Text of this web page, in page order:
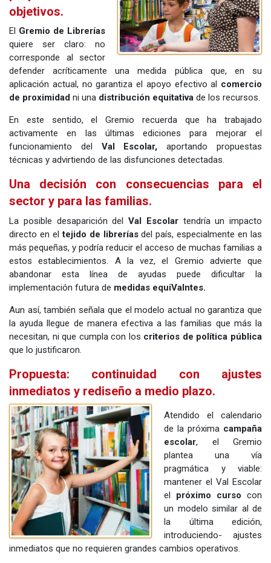
objetivos.
El Gremio de Librerías
quiere ser claro: no
corresponde al sector
defender acríticamente una medida pública que, en su
aplicación actual, no garantiza el apoyo efectivo al comercio
de proximidad ni una distribución equitativa de los recursos.
En este sentido, el Gremio recuerda que ha trabajado
activamente en las últimas ediciones para mejorar el
funcionamiento del Val Escolar, aportando propuestas
técnicas y advirtiendo de las disfunciones detectadas.
Una decisión con consecuencias para el
sector y para las familias.
La posible desaparición del Val Escolartendría un impacto
directo en eltejido de libreríasdel país, especialmente en las
más pequeñas, y podría reducir el acceso de muchas familias a
estos establecimientos. A la vez, el Gremio advierte que
abandonar esta línea de ayudas puede dificultar la
implementación futura de medidas equiValntes.
Aun así, también señala que el modelo actual no garantiza que
la ayuda llegue de manera efectiva a las familias que más la
necesitan, ni que cumpla con los criterios de política pública
que lo justificaron.
Propuesta: continuidad con ajustes
inmediatos y rediseño a medio plazo.
Atendido el calendario
de la próxima campaña
escolar, el Gremio
plantea una vía
pragmática y viable:
mantener el Val Escolar
el próximo curso con
un modelo similar al de
la última edición,
introduciendo- ajustes
inmediatos que no requieren grandes cambios operativos.